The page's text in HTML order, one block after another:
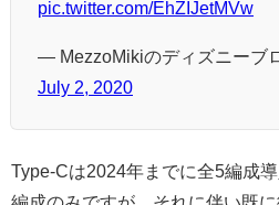
pic.twitter.com/EhZIJetMVw
— MezzoMikiのディズニーブ
July 2, 2020
Type-Cは2024年までに全5編成